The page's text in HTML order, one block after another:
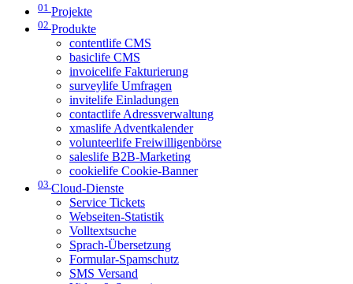
01 Projekte
02 Produkte
contentlife CMS
basiclife CMS
invoicelife Fakturierung
surveylife Umfragen
invitelife Einladungen
contactlife Adressverwaltung
xmaslife Adventkalender
volunteerlife Freiwilligenbörse
saleslife B2B-Marketing
cookielife Cookie-Banner
03 Cloud-Dienste
Service Tickets
Webseiten-Statistik
Volltextsuche
Sprach-Übersetzung
Formular-Spamschutz
SMS Versand